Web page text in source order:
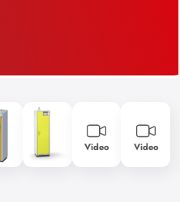
Video Video